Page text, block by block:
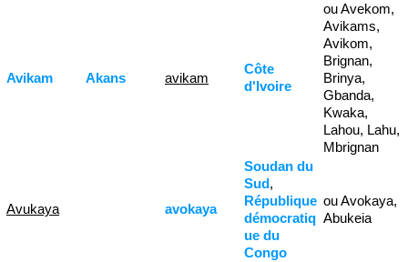
Avikam Akans avikam
Côte
d'Ivoire
ou Avekom,
Avikams,
Avikom,
Brignan,
Brinya,
Gbanda,
Kwaka,
Lahou, Lahu,
Mbrignan
Avukaya avokaya
Soudan du
Sud,
République
démocratiq
ue du
Congo
ou Avokaya,
Abukeia